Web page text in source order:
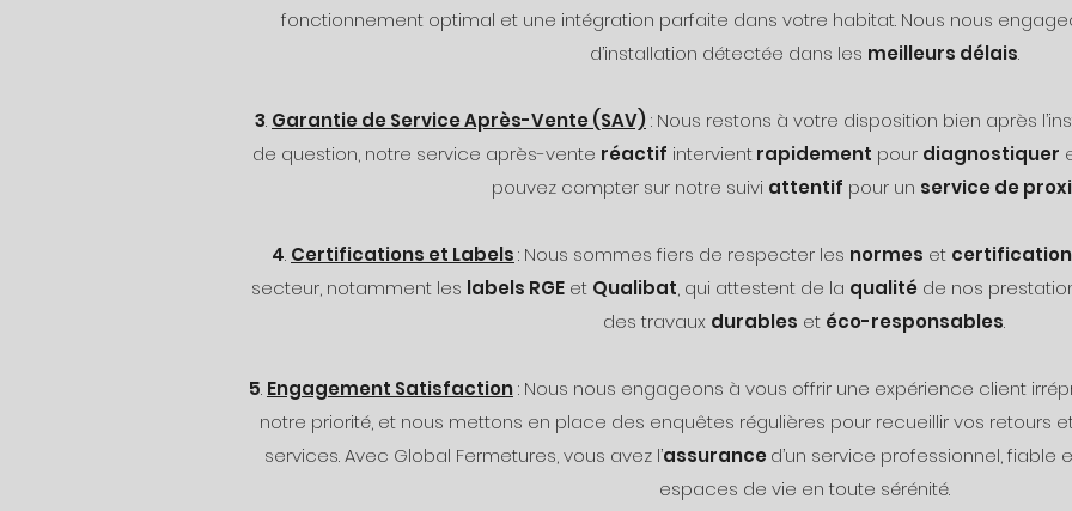
fonctionnement optimal et une intégration parfaite dans votre habitat. Nous nous
d’installation détectée dans les meilleurs délais.
3. Garantie de Service Après-Vente (SAV): Nous restons à votre disposition bien après
de question, notre service après-vente réactif intervientrapidement pour diagnostiquer
pouvez compter sur notre suivi attentif pour un service de
4. Certifications et Labels: Nous sommes fiers de respecter les normes et
secteur, notamment les labels RGEet Qualibat, qui attestent de la qualité de nos
des travaux durables et éco-responsables.
5. Engagement Satisfaction: Nous nous engageons à vous offrir une expérience client
notre priorité, et nous mettons en place des enquêtes régulières pour recueillir vos retours
services. Avec Global Fermetures, vous avez l’assurance d’un service professionnel, fiable
espaces de vie en toute sérénité.